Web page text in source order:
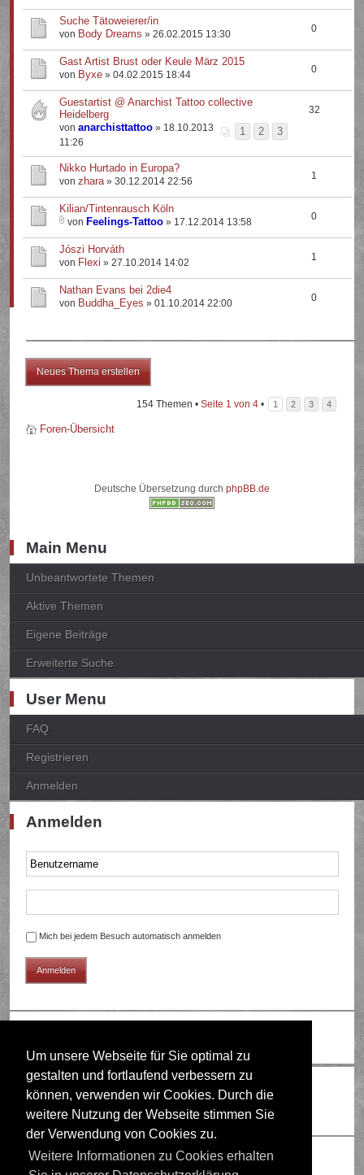
Um unsere Webseite für Sie optimal zu
gestalten und fortlaufend verbessern zu
können, verwenden wir Cookies. Durch die
weitere Nutzung der Webseite stimmen Sie
der Verwendung von Cookies zu.
Weitere Informationen zu Cookies erhalten
Suche Tätoweierer/in
von Body Dreams » 26.02.2015 13:30 0
Gast Artist Brust oder Keule März 2015
von Byxe » 04.02.2015 18:44 0
Guestartist @ Anarchist Tattoo collective
Heidelberg
1
2 3
vonanarchisttattoo » 18.10.2013
11:26
32
Nikko Hurtado in Europa?
vonzhara» 30.12.2014 22:56 1
Kilian/Tintenrausch Köln
von Feelings-Tattoo » 17.12.2014 13:58 0
Jószi Horváth
von Flexi » 27.10.2014 14:02 1
Nathan Evans bei 2die4
von Buddha_Eyes » 01.10.2014 22:00 0
Neues Thema erstellen
154 Themen • Seite 1 von 4• 1 2 3 4
Foren-Übersicht
Deutsche Übersetzung durch phpBB.de
Main Menu
Unbeantwortete Themen
Aktive Themen
Eigene Beiträge
Erweiterte Suche
User Menu
FAQ
Registrieren
Anmelden
Anmelden
Mich bei jedem Besuch automatisch anmelden
Wer ist online?
Mitglieder in diesem Forum: 0 Mitglieder und 1 Gast
Berechtigungen in diesem Forum